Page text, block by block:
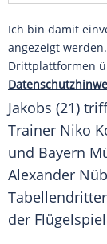
Ich bin damit
angezeigt
Drittplattformen
Jakobs (21)
Trainer Niko
und Bayern
Alexander
der